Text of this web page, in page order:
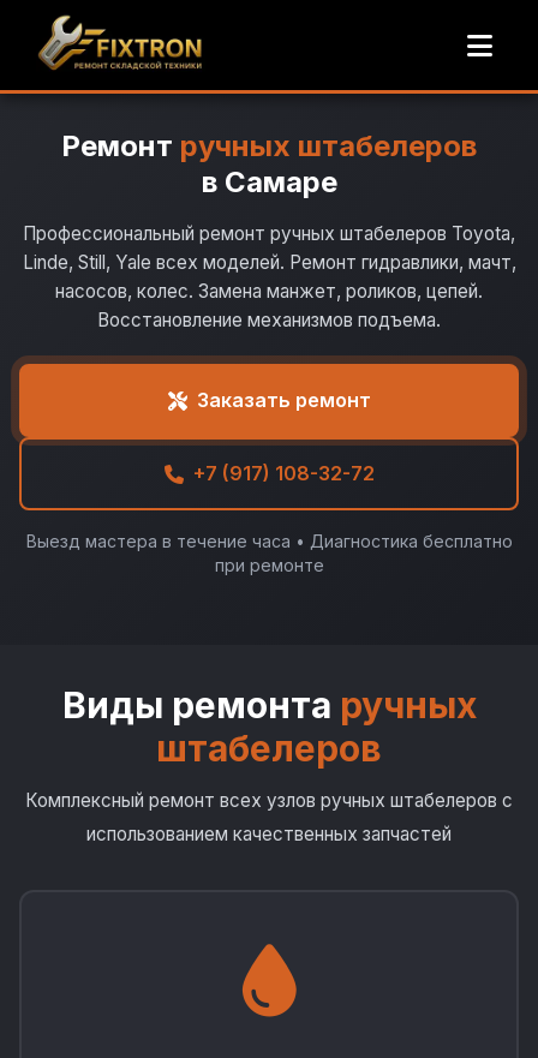
Ремонт ручных штабелеров
в Самаре
Профессиональный ремонт ручных штабелеров Toyota,
Linde, Still, Yale всех моделей. Ремонт гидравлики, мачт,
насосов, колес. Замена манжет, роликов, цепей.
Восстановление механизмов подъема.
Заказать ремонт
+7 (917) 108-32-72
Выезд мастера в течение часа • Диагностика бесплатно
при ремонте
Виды ремонта ручных
штабелеров
Комплексный ремонт всех узлов ручных штабелеров с
использованием качественных запчастей